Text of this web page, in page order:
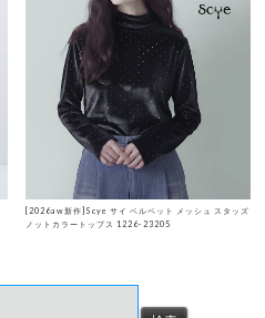
[2026aw新作]Scye サイ ベルベット メッシュ スタッズ
ノットカラートップス 1226-23205